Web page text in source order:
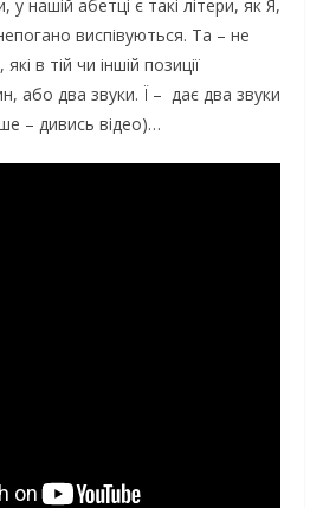
нашій абетці є такі літери, як Я,
виспівуються. Та – не
в тій чи іншій позиції
або два звуки. Ї – дає два звуки
– дивись відео)…